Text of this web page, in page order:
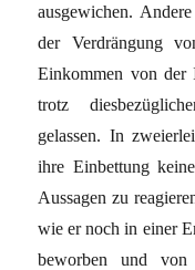
ausgewichen.
der Verdrängung
Einkommen von der
trotz
gelassen. In
ihre Einbettung
Aussagen zu
wie er noch in einer
beworben und